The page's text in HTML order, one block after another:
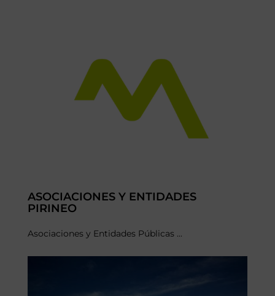
ASOCIACIONES Y ENTIDADES
PIRINEO
Asociaciones y Entidades Públicas ...